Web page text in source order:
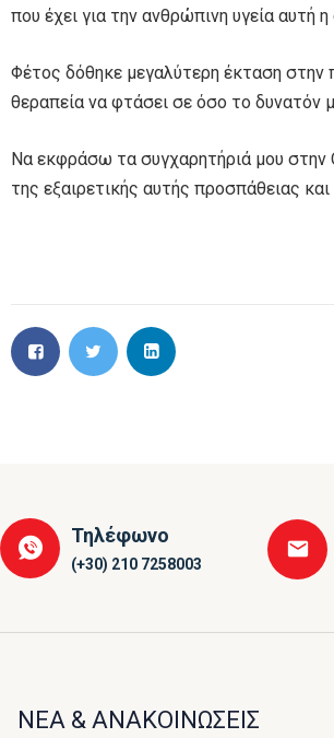
που έχει για την ανθρώπινη υγεία αυτή
Φέτος δόθηκε μεγαλύτερη έκταση στην
θεραπεία να φτάσει σε όσο το δυνατόν
Να εκφράσω τα συγχαρητήριά μου στην
της εξαιρετικής αυτής προσπάθειας
Τηλέφωνο
(+30) 210 7258003
ΝΕΑ & ΑΝΑΚΟΙΝΩΣΕΙΣ